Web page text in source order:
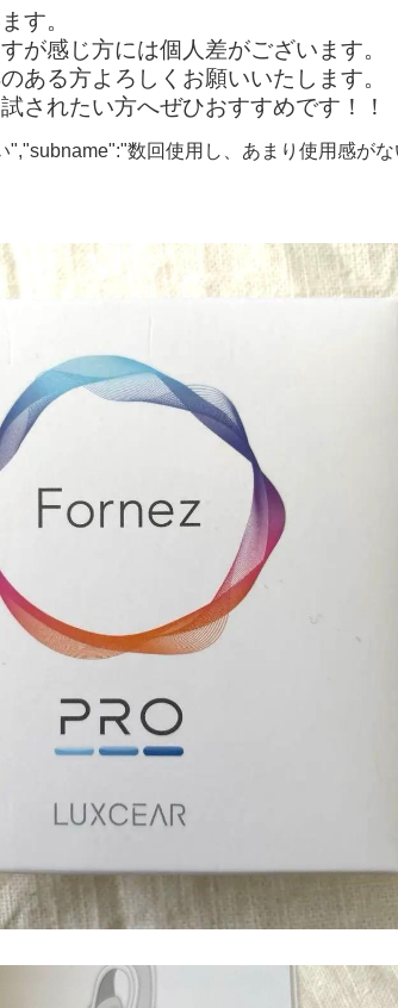
す。
が感じ方には個人差がございます。
ある方よろしくお願いいたします。
されたい方へぜひおすすめです！！
","subname":"数回使用し、あまり使用感がな